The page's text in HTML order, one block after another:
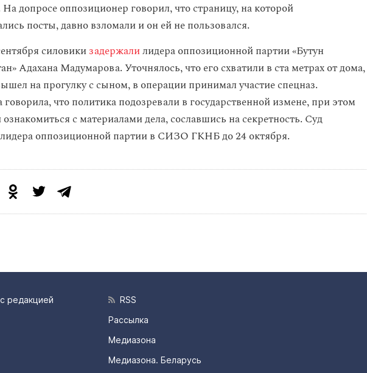
На допросе оппозиционер говорил, что страницу, на которой
посты, давно взломали и он ей не пользовался.
силовикизадержалилидера оппозиционной партии «Бутун
Адахана Мадумарова. Уточнялось, что его схватили в ста метрах от дома,
на прогулку с сыном, в операции принимал участие спецназ.
говорила, что политика подозревали в государственной измене, при этом
ознакомиться с материалами дела, сославшись на секретность. Суд
оппозиционной партии в СИЗО ГКНБ до 24 октября.
редакцией
RSS
Рассылка
Медиазона
Медиазона. Беларусь